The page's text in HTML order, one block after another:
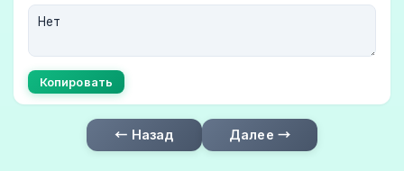
Копировать
← Назад Далее →